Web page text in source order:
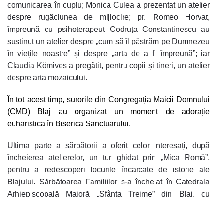
comunicarea în cuplu; Monica Culea a prezentat un atelier
despre rugăciunea de mijlocire; pr. Romeo Horvat,
împreună cu psihoterapeut Codruța Constantinescu au
susținut un atelier despre „cum să îl păstrăm pe Dumnezeu
în viețile noastre” și despre „arta de a fi împreună”; iar
Claudia Kömives a pregătit, pentru copii și tineri, un atelier
despre arta mozaicului.
În tot acest timp, surorile din Congregația Maicii Domnului
(CMD) Blaj au organizat un moment de adorație
euharistică în Biserica Sanctuarului.
Ultima parte a sărbătorii a oferit celor interesați, după
încheierea atelierelor, un tur ghidat prin „Mica Romă”,
pentru a redescoperi locurile încărcate de istorie ale
Blajului. Sărbătoarea Familiilor s-a încheiat în Catedrala
Arhiepiscopală Majoră „Sfânta Treime” din Blaj, cu